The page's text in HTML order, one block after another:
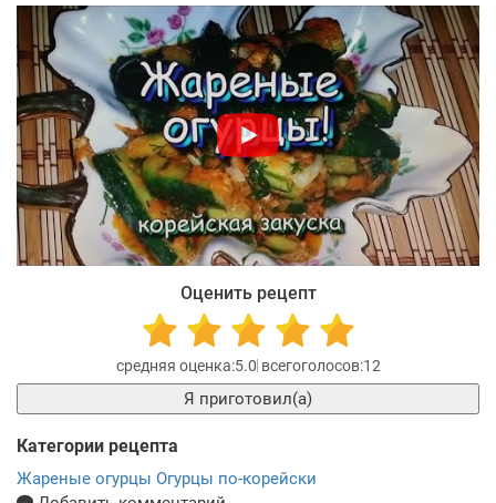
Оценить рецепт
5.0 12
Я приготовил(а)
Категории рецепта
Жареные огурцы Огурцы по-корейски